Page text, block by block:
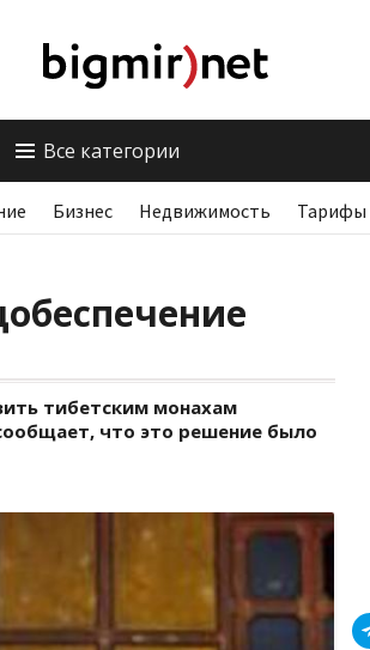
Все категории
Бизнес Недвижимость Тарифы
тибетским монахам
что это решение было